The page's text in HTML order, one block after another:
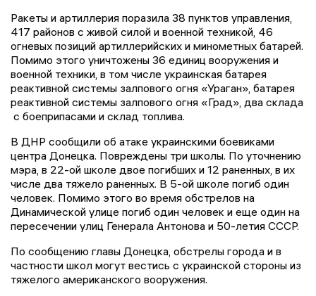
Ракеты и артиллерия поразила 38 пунктов управления,
417 районов с живой силой и военной техникой, 46
огневых позиций артиллерийских и минометных батарей.
Помимо этого уничтожены 36 единиц вооружения и
военной техники, в том числе украинская батарея
реактивной системы залпового огня «Ураган», батарея
реактивной системы залпового огня «Град», два склада
с боеприпасами и склад топлива.
В ДНР сообщили об атаке украинскими боевиками
центра Донецка. Повреждены три школы. По уточнению
мэра, в 22-ой школе двое погибших и 12 раненных, в их
числе два тяжело раненных. В 5-ой школе погиб один
человек. Помимо этого во время обстрелов на
Динамической улице погиб один человек и еще один на
пересечении улиц Генерала Антонова и 50-летия СССР.
По сообщению главы Донецка, обстрелы города и в
частности школ могут вестись с украинской стороны из
тяжелого американского вооружения.